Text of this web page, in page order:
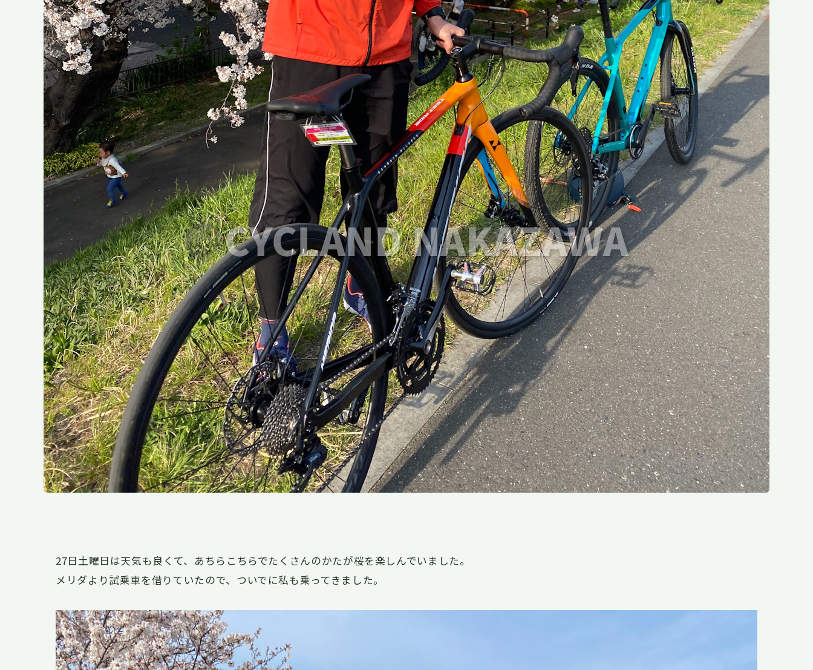
27日土曜日は天気も良くて、あちらこちらでたくさんのかたが桜を楽しんでいました。
メリダより試乗車を借りていたので、ついでに私も乗ってきました。